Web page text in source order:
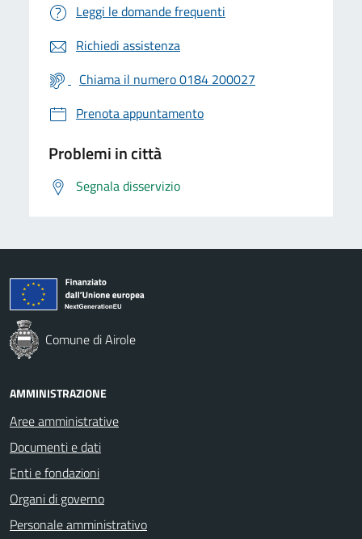
Leggi le domande frequenti
Richiedi assistenza
Chiama il numero 0184 200027
Prenota appuntamento
Problemi in città
Segnala disservizio
Comune di Airole
AMMINISTRAZIONE
Aree amministrative
Documenti e dati
Enti e fondazioni
Organi di governo
Personale amministrativo